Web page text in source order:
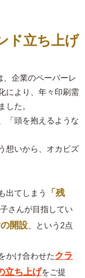
ド立ち上げ
企業のペーパーレ
により、年々印刷需
した。
「頭を抱えるような
想いから、オカビズ
出てしまう
「残
さんが目指してい
開設、という2点
かけ合わせたクラ
立ち上げをご提